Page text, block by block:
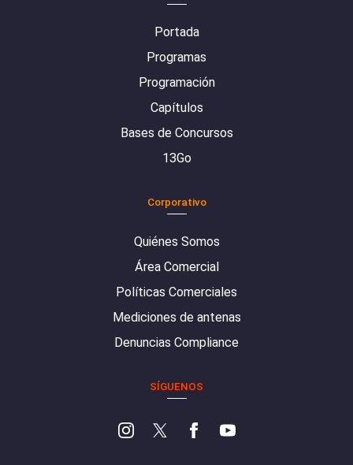
Portada
Programas
Programación
Capítulos
Bases de Concursos
13Go
Corporativo
Quiénes Somos
Área Comercial
Políticas Comerciales
Mediciones de antenas
Denuncias Compliance
SÍGUENOS